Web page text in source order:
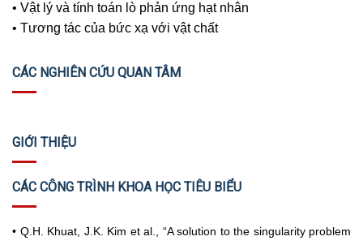
• Vật lý và tính toán lò phản ứng hạt nhân
• Tương tác của bức xạ với vật chất
CÁC NGHIÊN CỨU QUAN TÂM
GIỚI THIỆU
CÁC CÔNG TRÌNH KHOA HỌC TIÊU BIỂU
• Q.H. Khuat, J.K. Kim et al., “A solution to the singularity problem